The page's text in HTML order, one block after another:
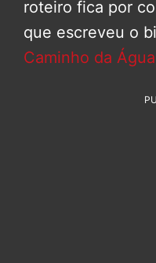
roteiro fica por
que escreveu o
Caminho da Água